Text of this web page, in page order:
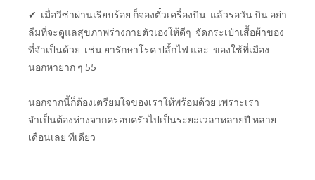
✔ เมื่อวีซ่าผ่านเรียบร้อย ก็จองตั๋วเครื่องบิน แล้วรอวัน บิน อย่า
ลืมที่จะดูแลสุขภาพร่างกายตัวเองให้ดีๆ จัดกระเป๋าเสื้อผ้าของ
ที่จำเป็นด้วย เช่น ยารักษาโรค ปลั้กไฟ และ ของใช้ที่เมือง
นอกหายาก ๆ 55
นอกจากนี้ก็ต้องเตรียมใจของเราให้พร้อมด้วย เพราะเรา
จำเป็นต้องห่างจากครอบครัวไปเป็นระยะเวลาหลายปี หลาย
เดือนเลย ทีเดียว